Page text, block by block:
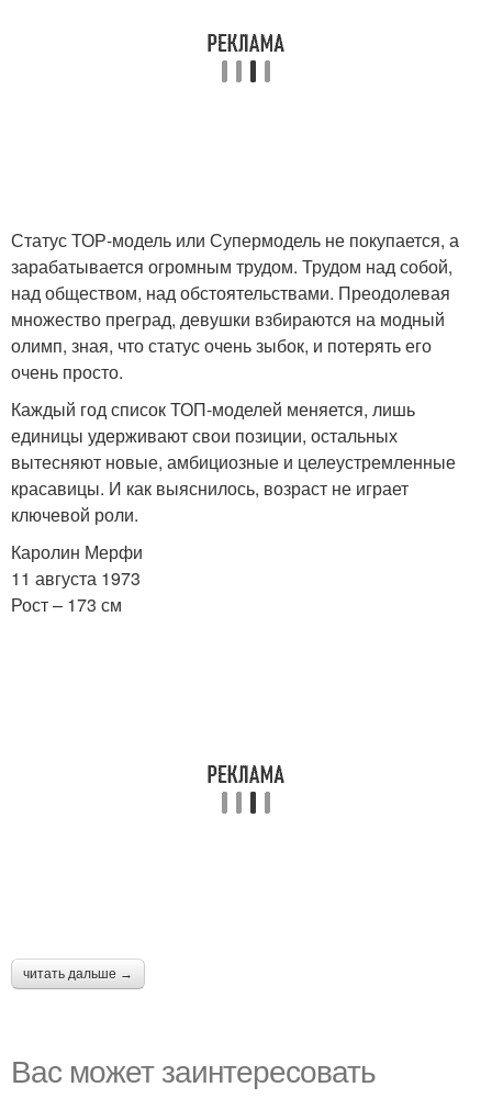
Статус ТОР-модель или Супермодель не покупается, а
зарабатывается огромным трудом. Трудом над собой,
над обществом, над обстоятельствами. Преодолевая
множество преград, девушки взбираются на модный
олимп, зная, что статус очень зыбок, и потерять его
очень просто.
Каждый год список ТОП-моделей меняется, лишь
единицы удерживают свои позиции, остальных
вытесняют новые, амбициозные и целеустремленные
красавицы. И как выяснилось, возраст не играет
ключевой роли.
Каролин Мерфи
11 августа 1973
Рост – 173 см
читать дальше →
Вас может заинтересовать